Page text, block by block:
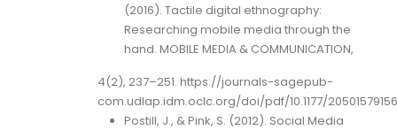
(2016). Tactile digital ethnography:
Researching mobile media through the
hand. MOBILE MEDIA & COMMUNICATION,
4(2), 237–251. https://journals-sagepub-
com.udlap.idm.oclc.org/doi/pdf/10.1177/
Postill, J., & Pink, S. (2012). Social Media